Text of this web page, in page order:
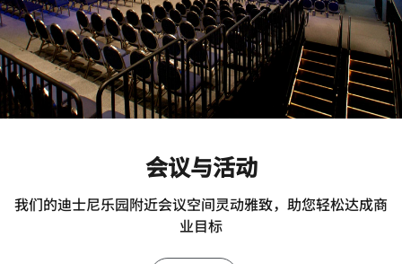
会议与活动
我们的迪士尼乐园附近会议空间灵动雅致，助您轻松达成商
业目标